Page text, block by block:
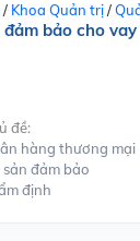
/ Khoa Quản trị/
bảo cho vay
đề:
hàng thương mại
sản đảm bảo
định